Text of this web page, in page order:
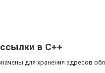
в C++
для хранения адресов